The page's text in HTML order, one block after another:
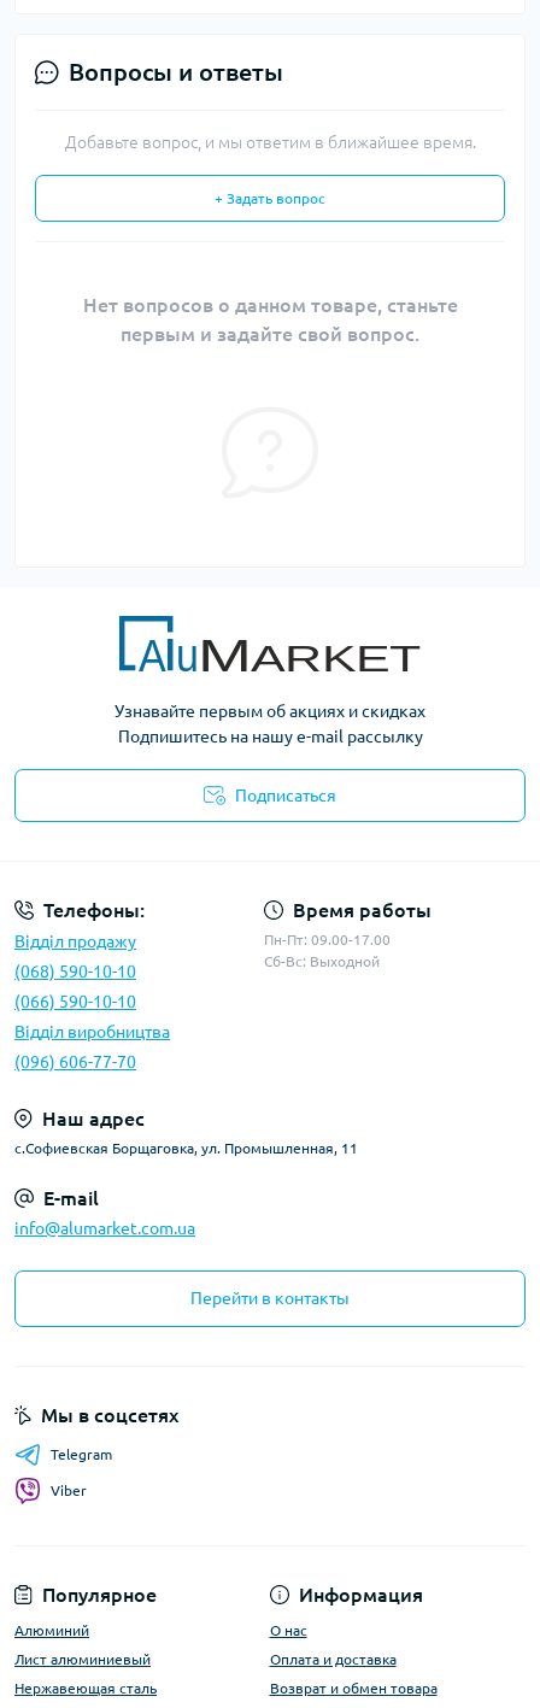
Вопросы и ответы
Добавьте вопрос, и мы ответим в ближайшее время.
+ Задать вопрос
Нет вопросов о данном товаре, станьте
первым и задайте свой вопрос.
Узнавайте первым об акциях и скидках
Подпишитесь на нашу e-mail рассылку
Подписаться
Телефоны:
Відділ продажу
(068) 590-10-10
(066) 590-10-10
Відділ виробництва
(096) 606-77-70
Время работы
Пн-Пт: 09.00-17.00
Сб-Вс: Выходной
Наш адрес
с.Софиевская Борщаговка, ул. Промышленная, 11
E-mail
info@alumarket.com.ua
Перейти в контакты
Популярное
Алюминий
Лист алюминиевый
Нержавеющая сталь
Информация
О нас
Оплата и доставка
Возврат и обмен товара
Мы в соцсетях
Telegram
Viber